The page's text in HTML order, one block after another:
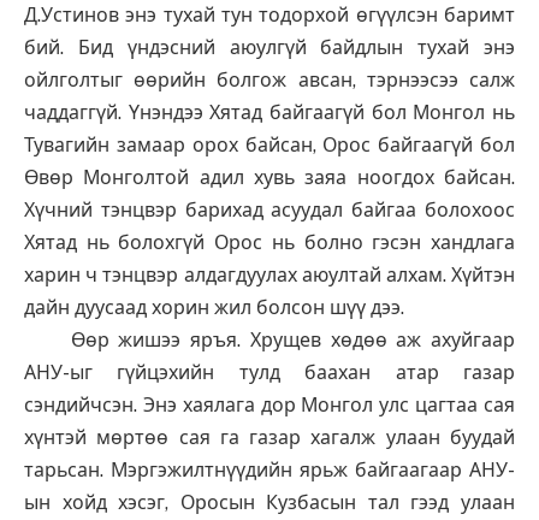
Д.Устинов энэ тухай тун тодорхой өгүүлсэн баримт
бий. Бид үндэсний аюулгүй байдлын тухай энэ
ойлголтыг өөрийн болгож авсан, тэрнээсээ салж
чаддаггүй. Үнэндээ Хятад байгаагүй бол Монгол нь
Тувагийн замаар орох байсан, Орос байгаагүй бол
Өвөр Монголтой адил хувь заяа ноогдох байсан.
Хүчний тэнцвэр барихад асуудал байгаа болохоос
Хятад нь болохгүй Орос нь болно гэсэн хандлага
харин ч тэнцвэр алдагдуулах аюултай алхам. Хүйтэн
дайн дуусаад хорин жил болсон шүү дээ.
Өөр жишээ яръя. Хрущев хөдөө аж ахуйгаар
АНУ-ыг гүйцэхийн тулд баахан атар газар
сэндийчсэн. Энэ хаялага дор Монгол улс цагтаа сая
хүнтэй мөртөө сая га газар хагалж улаан буудай
тарьсан. Мэргэжилтнүүдийн ярьж байгаагаар АНУ-
ын хойд хэсэг, Оросын Кузбасын тал гээд улаан